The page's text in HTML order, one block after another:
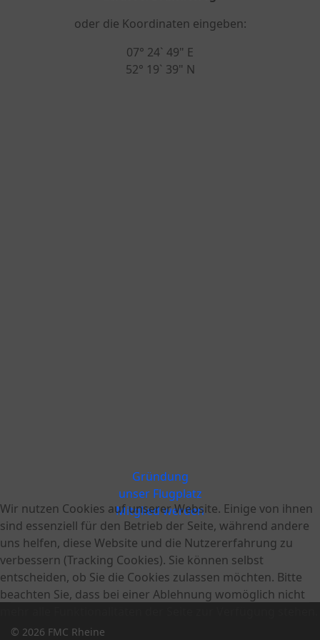
oder die Koordinaten eingeben:
07° 24` 49" E
52° 19` 39" N
Gründung
unser Flugplatz
Mitglied werden
© 2026 FMC Rheine
Wir nutzen Cookies auf unserer Website. Einige von ihnen
sind essenziell für den Betrieb der Seite, während andere
uns helfen, diese Website und die Nutzererfahrung zu
verbessern (Tracking Cookies). Sie können selbst
entscheiden, ob Sie die Cookies zulassen möchten. Bitte
beachten Sie, dass bei einer Ablehnung womöglich nicht